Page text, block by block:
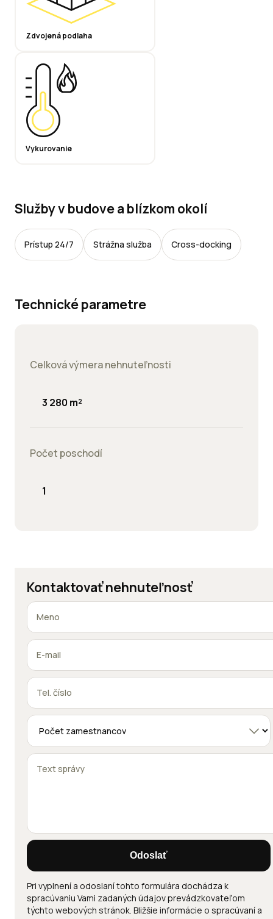
Zdvojená podlaha
Vykurovanie
Služby v budove a blízkom okolí
Prístup 24/7 Strážna služba Cross-docking
Technické parametre
Celková výmera nehnuteľnosti
3 280 m²
Počet poschodí
1
Kontaktovať nehnuteľnosť
Odoslať
Pri vyplnení a odoslaní tohto formulára dochádza k
spracúvaniu Vami zadaných údajov prevádzkovateľom
týchto webových stránok. Bližšie informácie o spracúvaní a